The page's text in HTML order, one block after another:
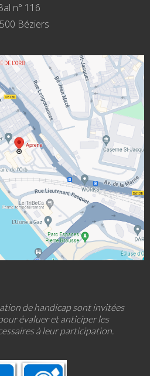
n° 116
Béziers
de handicap sont invitées
évaluer et anticiper les
à leur participation.